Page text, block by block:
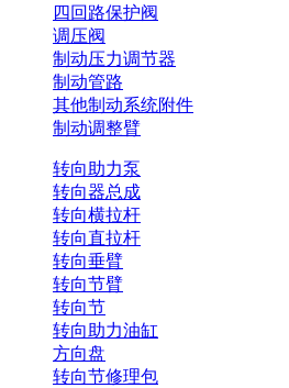
四回路保护阀
调压阀
制动压力调节器
制动管路
其他制动系统附件
制动调整臂
转向助力泵
转向器总成
转向横拉杆
转向直拉杆
转向垂臂
转向节臂
转向节
转向助力油缸
方向盘
转向节修理包